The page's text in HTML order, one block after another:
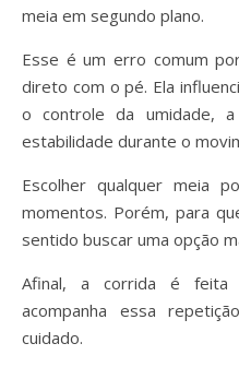
meia em segundo plano.
Esse é um erro comum
direto com o pé. Ela
o controle da umidade,
estabilidade durante o
Escolher qualquer meia
momentos. Porém, para
sentido buscar uma opção
Afinal, a corrida é
acompanha essa
cuidado.